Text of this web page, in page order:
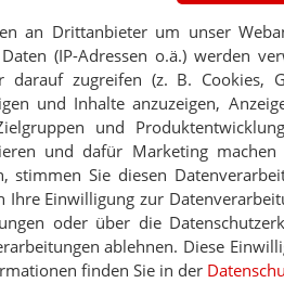
an Drittanbieter um unser
Daten (IP-Adressen o.ä.) werden
zugreifen (z. B. Cookies,
und Inhalte anzuzeigen,
und
und dafür Marketing
stimmen Sie diesen
Ihre Einwilligung zur
oder über die
ablehnen. Diese
finden Sie in der
NEWSLETTER
Tages direkt in Ihr Postfach. Kostenlos!
Jetzt
abonnieren
Newsletter & Datenschutz